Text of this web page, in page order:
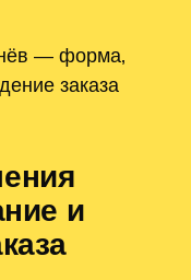
— форма‚
заказа
и